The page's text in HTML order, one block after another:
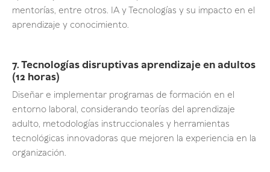
mentorías, entre otros. IA y Tecnologías y su impacto en el
aprendizaje y conocimiento.
7. Tecnologías disruptivas aprendizaje en adultos
(12 horas)
Diseñar e implementar programas de formación en el
entorno laboral, considerando teorías del aprendizaje
adulto, metodologías instruccionales y herramientas
tecnológicas innovadoras que mejoren la experiencia en la
organización.